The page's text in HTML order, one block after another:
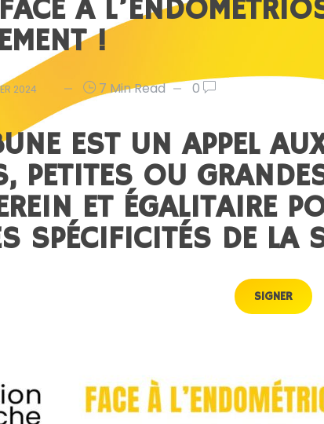
À
!
2024 7 Min Read 0
EST UN APPEL
PETITES OU
ET ÉGALITAIRE
SPÉCIFICITÉS DE LA
SIGNER